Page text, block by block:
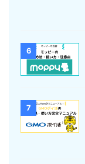
6
7